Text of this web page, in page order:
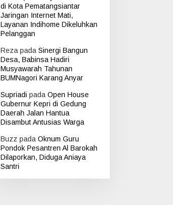
di Kota Pematangsiantar
Jaringan Internet Mati,
Layanan Indihome Dikeluhkan
Pelanggan
Reza pada Sinergi Bangun
Desa, Babinsa Hadiri
Musyawarah Tahunan
BUMNagori Karang Anyar
Supriadi pada Open House
Gubernur Kepri di Gedung
Daerah Jalan Hantua
Disambut Antusias Warga
Buzz pada Oknum Guru
Pondok Pesantren Al Barokah
Dilaporkan, Diduga Aniaya
Santri